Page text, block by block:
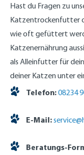
Hast du Fragen zu
Katzentrockenfutter
wie oft gefüttert
Katzenernährung
als Alleinfutter für
deiner Katzen unter
Telefon:08234
E-Mail:
Beratungs-